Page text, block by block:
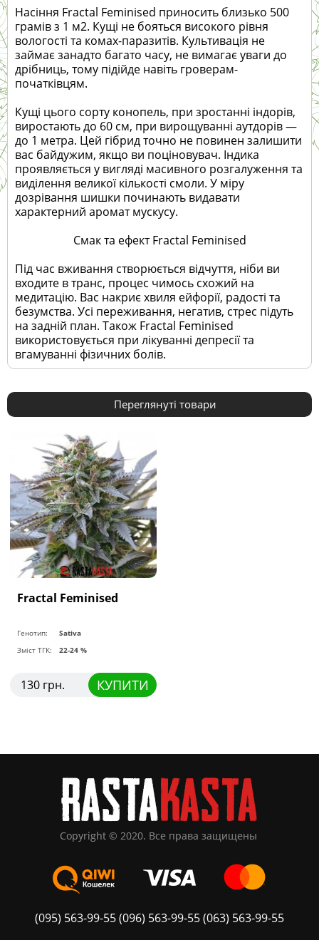
Насіння Fractal Feminised приносить близько 500
грамів з 1 м2. Кущі не бояться високого рівня
вологості та комах-паразитів. Культивація не
займає занадто багато часу, не вимагає уваги до
дрібниць, тому підійде навіть гроверам-
початківцям.
Кущі цього сорту конопель, при зростанні індорів,
виростають до 60 см, при вирощуванні аутдорів —
до 1 метра. Цей гібрид точно не повинен залишити
вас байдужим, якщо ви поціновувач. Індика
проявляється у вигляді масивного розгалуження та
виділення великої кількості смоли. У міру
дозрівання шишки починають видавати
характерний аромат мускусу.
Смак та ефект Fractal Feminised
Під час вживання створюється відчуття, ніби ви
входите в транс, процес чимось схожий на
медитацію. Вас накриє хвиля ейфорії, радості та
безумства. Усі переживання, негатив, стрес підуть
на задній план. Також Fractal Feminised
використовується при лікуванні депресії та
вгамуванні фізичних болів.
Переглянуті товари
Fractal Feminised
Генотип:
Sativa
Зміст ТГК:
22-24 %
130 грн. КУПИТИ
(095) 563-99-55(096) 563-99-55(063) 563-99-55